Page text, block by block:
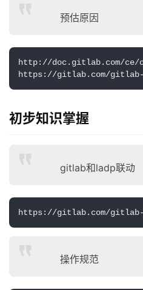
预估原因
http://doc.gitlab.com/ce/
https://gitlab.com/gitlab-
初步知识掌握
gitlab和ladp联动
https://gitlab.com/gitlab-
操作规范